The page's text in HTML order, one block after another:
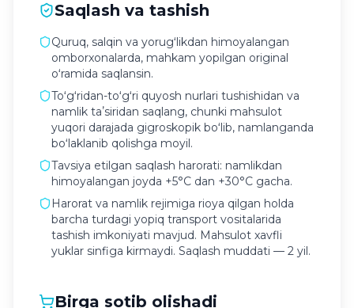
Saqlash va tashish
Quruq, salqin va yorugʻlikdan himoyalangan
omborxonalarda, mahkam yopilgan original
oʻramida saqlansin.
Toʻgʻridan-toʻgʻri quyosh nurlari tushishidan va
namlik taʼsiridan saqlang, chunki mahsulot
yuqori darajada gigroskopik boʻlib, namlanganda
boʻlaklanib qolishga moyil.
Tavsiya etilgan saqlash harorati: namlikdan
himoyalangan joyda +5°C dan +30°C gacha.
Harorat va namlik rejimiga rioya qilgan holda
barcha turdagi yopiq transport vositalarida
tashish imkoniyati mavjud. Mahsulot xavfli
yuklar sinfiga kirmaydi. Saqlash muddati — 2 yil.
Birga sotib olishadi